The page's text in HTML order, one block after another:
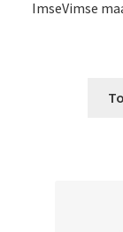
ImseVimse